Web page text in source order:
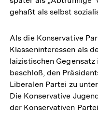
gehaßt als selbst
Als die Konservative
Klasseninteressen als
laizistischen
beschloß, den
Liberalen Partei zu
Die Konservative
der Konservativen